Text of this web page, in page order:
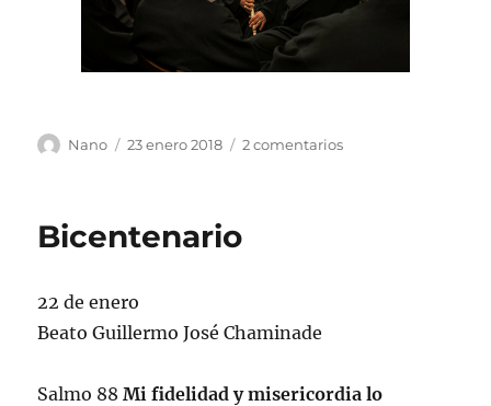
Autor
Nano
Publicado
23 enero 2018 2 comentariosen
Bicentenario
22 de enero
Beato Guillermo José Chaminade
Salmo 88Mi fidelidad y misericordia lo